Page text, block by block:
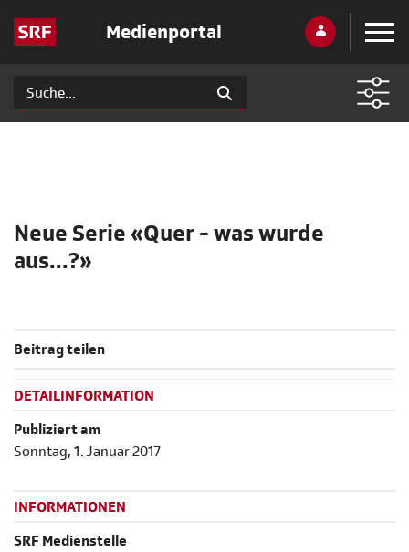
Medienportal
Neue Serie «Quer - was wurde
aus...?»
Beitrag teilen
DETAILINFORMATION
Publiziert am
Sonntag, 1. Januar 2017
INFORMATIONEN
SRF Medienstelle